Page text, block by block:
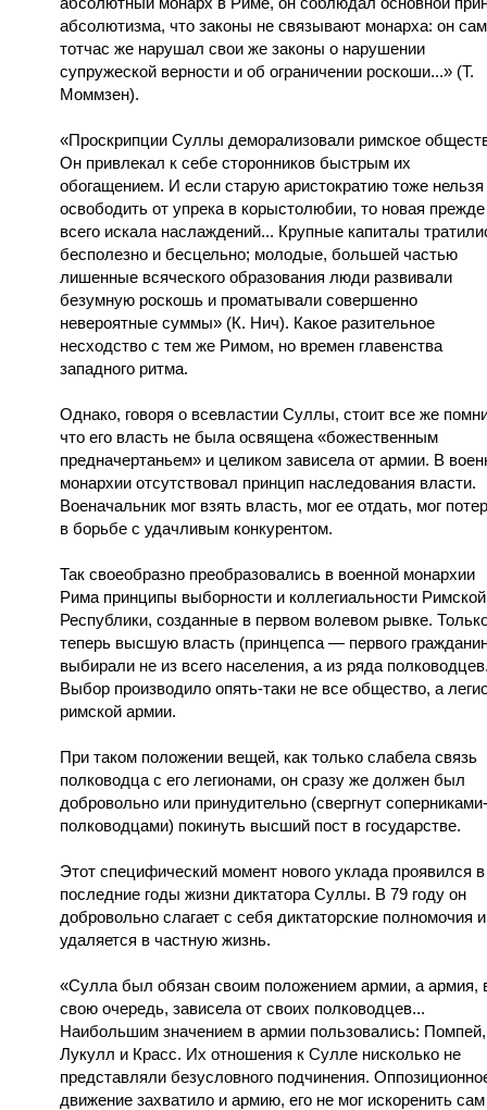
абсолютизма, что законы не связывают монарха: он сам
тотчас же нарушал свои же законы о нарушении
супружеской верности и об ограничении роскоши...» (Т.
Моммзен).
«Проскрипции Суллы деморализовали римское
Он привлекал к себе сторонников быстрым их
обогащением. И если старую аристократию тоже нельзя
освободить от упрека в корыстолюбии, то новая прежде
всего искала наслаждений... Крупные капиталы
бесполезно и бесцельно; молодые, большей частью
лишенные всяческого образования люди развивали
безумную роскошь и проматывали совершенно
невероятные суммы» (К. Нич). Какое разительное
несходство с тем же Римом, но времен главенства
западного ритма.
Однако, говоря о всевластии Суллы, стоит все же
что его власть не была освящена «божественным
предначертаньем» и целиком зависела от армии. В
монархии отсутствовал принцип наследования власти.
Военачальник мог взять власть, мог ее отдать, мог
в борьбе с удачливым конкурентом.
Так своеобразно преобразовались в военной монархии
Рима принципы выборности и коллегиальности Римской
Республики, созданные в первом волевом рывке.
теперь высшую власть (принцепса — первого
выбирали не из всего населения, а из ряда
Выбор производило опять-таки не все общество, а
римской армии.
При таком положении вещей, как только слабела связь
полководца с его легионами, он сразу же должен был
добровольно или принудительно (свергнут соперниками-
полководцами) покинуть высший пост в государстве.
Этот специфический момент нового уклада проявился в
последние годы жизни диктатора Суллы. В 79 году он
добровольно слагает с себя диктаторские полномочия и
удаляется в частную жизнь.
«Сулла был обязан своим положением армии, а армия,
свою очередь, зависела от своих полководцев...
Наибольшим значением в армии пользовались: Помпей,
Лукулл и Красс. Их отношения к Сулле нисколько не
представляли безусловного подчинения.
движение захватило и армию, его не мог искоренить сам